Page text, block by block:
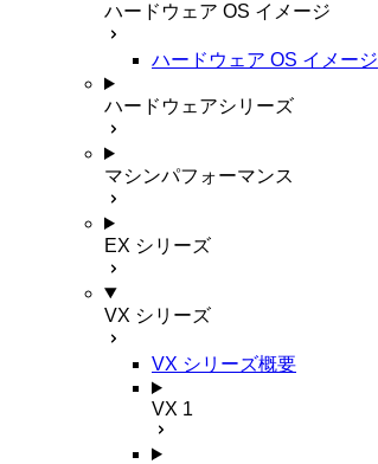
ハードウェア OS イメージ
ハードウェア OS イメージ
ハードウェアシリーズ
マシンパフォーマンス
EX シリーズ
VX シリーズ
VX シリーズ概要
VX 1